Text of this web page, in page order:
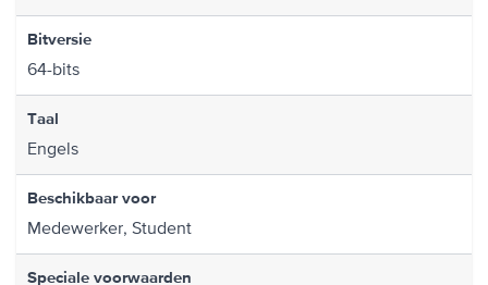
Bitversie
64-bits
Taal
Engels
Beschikbaar voor
Medewerker, Student
Speciale voorwaarden